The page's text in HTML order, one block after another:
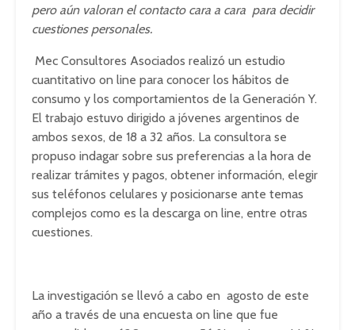
pero aún valoran el contacto cara a cara para decidir
cuestiones personales.
Mec Consultores Asociados realizó un estudio
cuantitativo on line para conocer los hábitos de
consumo y los comportamientos de la Generación Y.
El trabajo estuvo dirigido a jóvenes argentinos de
ambos sexos, de 18 a 32 años. La consultora se
propuso indagar sobre sus preferencias a la hora de
realizar trámites y pagos, obtener información, elegir
sus teléfonos celulares y posicionarse ante temas
complejos como es la descarga on line, entre otras
cuestiones.
La investigación se llevó a cabo en agosto de este
año a través de una encuesta on line que fue